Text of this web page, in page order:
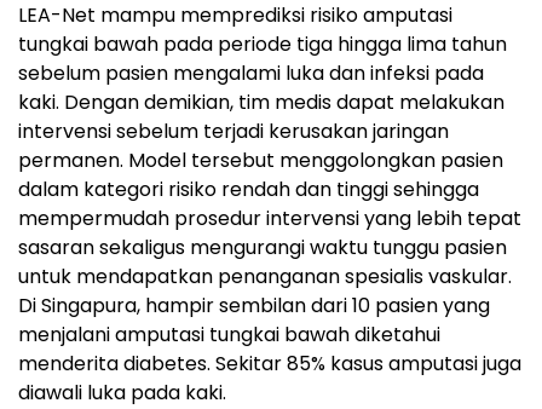
LEA-Net mampu memprediksi risiko amputasi
tungkai bawah pada periode tiga hingga lima tahun
sebelum pasien mengalami luka dan infeksi pada
kaki. Dengan demikian, tim medis dapat melakukan
intervensi sebelum terjadi kerusakan jaringan
permanen. Model tersebut menggolongkan pasien
dalam kategori risiko rendah dan tinggi sehingga
mempermudah prosedur intervensi yang lebih tepat
sasaran sekaligus mengurangi waktu tunggu pasien
untuk mendapatkan penanganan spesialis vaskular.
Di Singapura, hampir sembilan dari 10 pasien yang
menjalani amputasi tungkai bawah diketahui
menderita diabetes. Sekitar 85% kasus amputasi juga
diawali luka pada kaki.